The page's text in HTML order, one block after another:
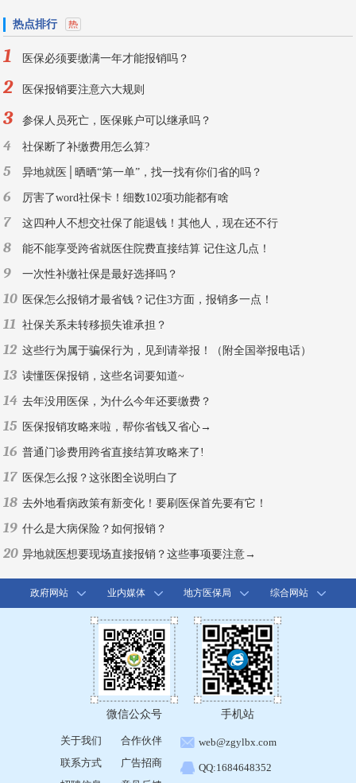
热点排行
1 医保必须要缴满一年才能报销吗？
2 医保报销要注意六大规则
3 参保人员死亡，医保账户可以继承吗？
4 社保断了补缴费用怎么算?
5 异地就医│晒晒“第一单”，找一找有你们省的吗？
6 厉害了word社保卡！细数102项功能都有啥
7 这四种人不想交社保了能退钱！其他人，现在还不行
8 能不能享受跨省就医住院费直接结算 记住这几点！
9 一次性补缴社保是最好选择吗？
10 医保怎么报销才最省钱？记住3方面，报销多一点！
11 社保关系未转移损失谁承担？
12 这些行为属于骗保行为，见到请举报！（附全国举报电话）
13 读懂医保报销，这些名词要知道~
14 去年没用医保，为什么今年还要缴费？
15 医保报销攻略来啦，帮你省钱又省心→
16 普通门诊费用跨省直接结算攻略来了!
17 医保怎么报？这张图全说明白了
18 去外地看病政策有新变化！要刷医保首先要有它！
19 什么是大病保险？如何报销？
20 异地就医想要现场直接报销？这些事项要注意→
政府网站 业内媒体 地方医保局 综合网站
微信公众号 手机站
关于我们
联系方式
合作伙伴
广告招商
web@zgylbx.com
QQ:1684648352